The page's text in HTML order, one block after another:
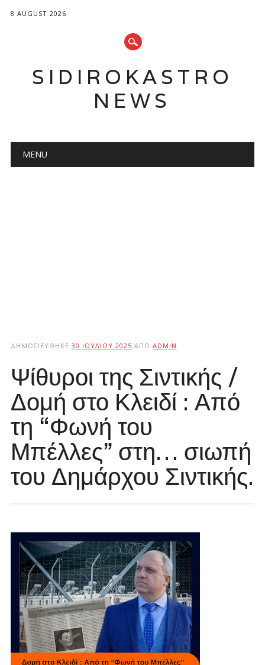
8 AUGUST 2026
SIDIROKASTRO
NEWS
Main menu
MENU
ΔΗΜΟΣΙΕΎΘΗΚΕ 30 ΙΟΥΛΊΟΥ 2025 ΑΠΌ ADMIN
Ψίθυροι της Σιντικής /
Δομή στο Κλειδί : Από
τη “Φωνή του
Μπέλλες” στη… σιωπή
του Δημάρχου Σιντικής.